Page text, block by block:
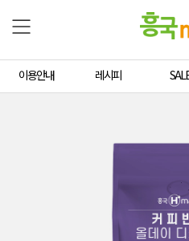
이용안내 레시피